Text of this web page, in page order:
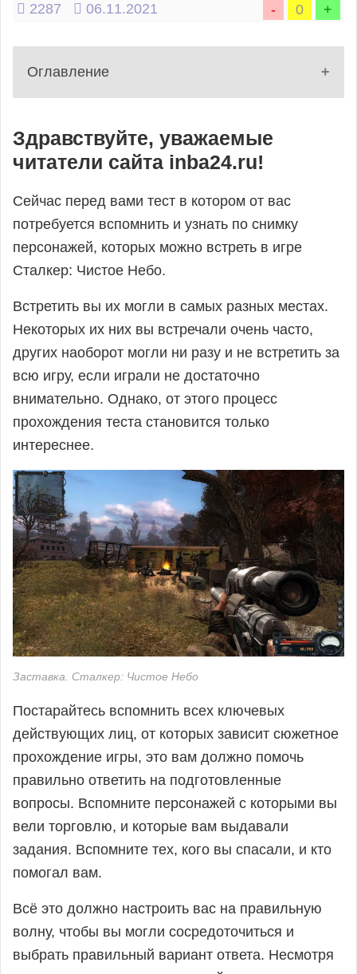
Электроника
Игры,
тесты,
квизы
онлайн
2287 06.11.2021 - 0 +
Оглавление
2 - Тест
3 - Поделиться статьёй
5 - Рекомендуемые статьи
Здравствуйте, уважаемые
читатели сайта inba24.ru!
Сейчас перед вами тест в котором от вас
потребуется вспомнить и узнать по снимку
персонажей, которых можно встреть в игре
Сталкер: Чистое Небо.
Встретить вы их могли в самых разных местах.
Некоторых их них вы встречали очень часто,
других наоборот могли ни разу и не встретить за
всю игру, если играли не достаточно
внимательно. Однако, от этого процесс
прохождения теста становится только
интереснее.
Заставка. Сталкер: Чистое Небо
Постарайтесь вспомнить всех ключевых
действующих лиц, от которых зависит сюжетное
прохождение игры, это вам должно помочь
правильно ответить на подготовленные
вопросы. Вспомните персонажей с которыми вы
вели торговлю, и которые вам выдавали
задания. Вспомните тех, кого вы спасали, и кто
помогал вам.
Всё это должно настроить вас на правильную
волну, чтобы вы могли сосредоточиться и
выбрать правильный вариант ответа. Несмотря